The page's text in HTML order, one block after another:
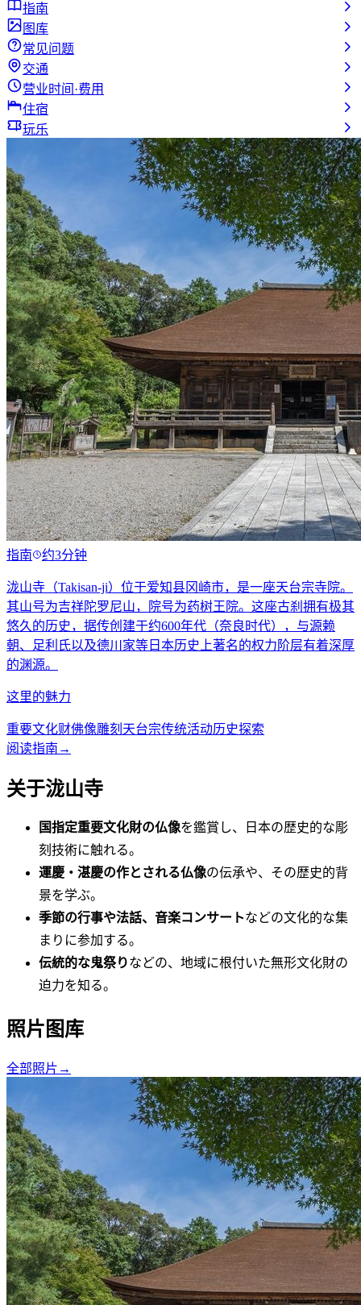
指南
图库
常见问题
交通
营业时间·费用
住宿
玩乐
指南 约3分钟
泷山寺（Takisan-ji）位于爱知县冈崎市，是一座天台宗寺院。
其山号为吉祥陀罗尼山，院号为药树王院。这座古刹拥有极其
悠久的历史，据传创建于约600年代（奈良时代），与源赖
朝、足利氏以及德川家等日本历史上著名的权力阶层有着深厚
的渊源。
这里的魅力
重要文化财佛像雕刻 天台宗传统活动历史探索
阅读指南 →
关于泷山寺
国指定重要文化財の仏像を鑑賞し、日本の歴史的な彫
刻技術に触れる。
運慶・湛慶の作とされる仏像の伝承や、その歴史的背
景を学ぶ。
季節の行事や法話、音楽コンサートなどの文化的な集
まりに参加する。
伝統的な鬼祭りなどの、地域に根付いた無形文化財の
迫力を知る。
照片图库
全部照片 →